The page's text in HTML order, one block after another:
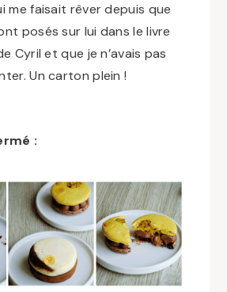
me faisait rêver depuis que
posés sur lui dans le livre
Cyril et que je n’avais pas
Un carton plein !
: